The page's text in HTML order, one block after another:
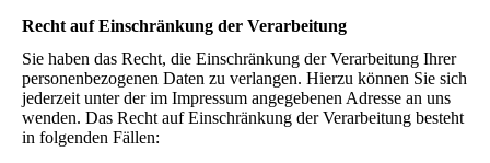
Recht auf Einschränkung der Verarbeitung
Sie haben das Recht, die Einschränkung der Verarbeitung Ihrer
personenbezogenen Daten zu verlangen. Hierzu können Sie sich
jederzeit unter der im Impressum angegebenen Adresse an uns
wenden. Das Recht auf Einschränkung der Verarbeitung besteht
in folgenden Fällen: